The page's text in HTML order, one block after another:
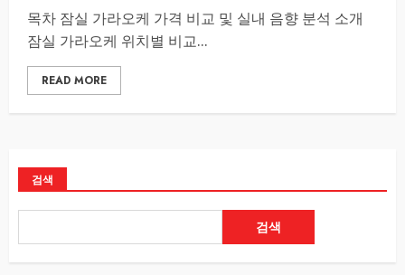
목차 잠실 가라오케 가격 비교 및 실내 음향 분석 소개
잠실 가라오케 위치별 비교...
READ MORE
검색
검색